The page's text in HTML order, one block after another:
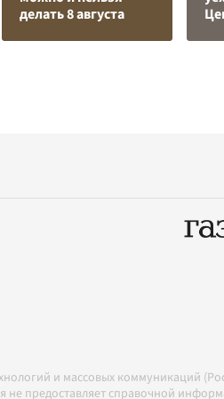
делать 8 августа
и массовых коммуникаций
не предоставляет справочной